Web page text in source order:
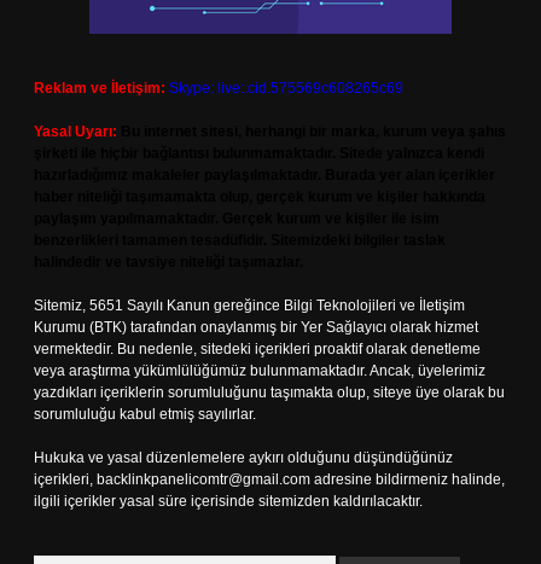
Reklam ve İletişim: Skype: live:.cid.575569c608265c69
Yasal Uyarı:
Sitemiz, 5651 Sayılı Kanun gereğince Bilgi Teknolojileri ve İletişim
Kurumu (BTK) tarafından onaylanmış bir Yer Sağlayıcı olarak hizmet
vermektedir. Bu nedenle, sitedeki içerikleri proaktif olarak denetleme
veya araştırma yükümlülüğümüz bulunmamaktadır. Ancak, üyelerimiz
yazdıkları içeriklerin sorumluluğunu taşımakta olup, siteye üye olarak bu
sorumluluğu kabul etmiş sayılırlar.
Hukuka ve yasal düzenlemelere aykırı olduğunu düşündüğünüz
içerikleri, backlinkpanelicomtr@gmail.com adresine bildirmeniz halinde,
ilgili içerikler yasal süre içerisinde sitemizden kaldırılacaktır.